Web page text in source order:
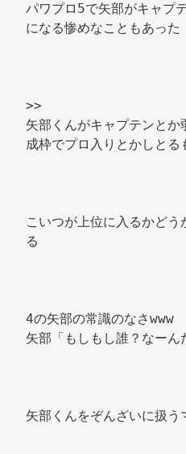
パワプロ5で矢部がキャプ
になる惨めなこともあった
>>
矢部くんがキャプテンと
成枠でプロ入りとかしとる
こいつが上位に入るかど
る
4の矢部の常識のなさwww
矢部「もしもし誰？なーん
矢部くんをぞんざいに扱